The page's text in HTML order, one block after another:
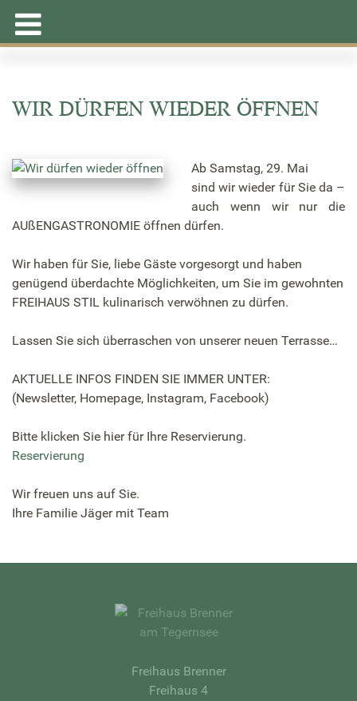
WIR DÜRFEN WIEDER ÖFFNEN
Ab Samstag, 29. Mai
sind wir wieder für Sie da –
auch wenn wir nur die
AUßENGASTRONOMIE öffnen dürfen.
Wir haben für Sie, liebe Gäste vorgesorgt und haben
genügend überdachte Möglichkeiten, um Sie im gewohnten
FREIHAUS STIL kulinarisch verwöhnen zu dürfen.
Lassen Sie sich überraschen von unserer neuen Terrasse…
AKTUELLE INFOS FINDEN SIE IMMER UNTER:
(Newsletter, Homepage, Instagram, Facebook)
Bitte klicken Sie hier für Ihre Reservierung.
Reservierung
Wir freuen uns auf Sie.
Ihre Familie Jäger mit Team
Freihaus Brenner
Freihaus 4